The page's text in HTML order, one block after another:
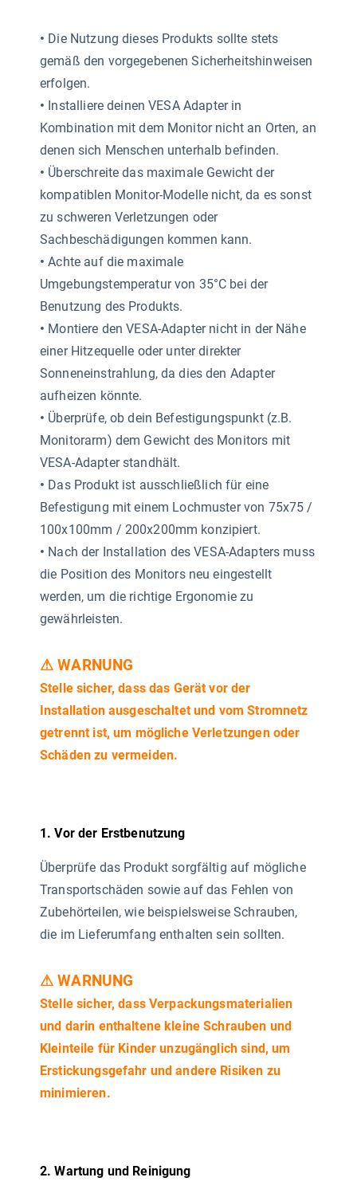
• Die Nutzung dieses Produkts sollte stets
gemäß den vorgegebenen Sicherheitshinweisen
erfolgen.
• Installiere deinen VESA Adapter in
Kombination mit dem Monitor nicht an Orten, an
denen sich Menschen unterhalb befinden.
• Überschreite das maximale Gewicht der
kompatiblen Monitor-Modelle nicht, da es sonst
zu schweren Verletzungen oder
Sachbeschädigungen kommen kann.
• Achte auf die maximale
Umgebungstemperatur von 35°C bei der
Benutzung des Produkts.
• Montiere den VESA-Adapter nicht in der Nähe
einer Hitzequelle oder unter direkter
Sonneneinstrahlung, da dies den Adapter
aufheizen könnte.
• Überprüfe, ob dein Befestigungspunkt (z.B.
Monitorarm) dem Gewicht des Monitors mit
VESA-Adapter standhält.
• Das Produkt ist ausschließlich für eine
Befestigung mit einem Lochmuster von 75x75 /
100x100mm / 200x200mm konzipiert.
• Nach der Installation des VESA-Adapters muss
die Position des Monitors neu eingestellt
werden, um die richtige Ergonomie zu
gewährleisten.
⚠ WARNUNG
Stelle sicher, dass das Gerät vor der
Installation ausgeschaltet und vom Stromnetz
getrennt ist, um mögliche Verletzungen oder
Schäden zu vermeiden.
1. Vor der Erstbenutzung
Überprüfe das Produkt sorgfältig auf mögliche
Transportschäden sowie auf das Fehlen von
Zubehörteilen, wie beispielsweise Schrauben,
die im Lieferumfang enthalten sein sollten.
⚠ WARNUNG
Stelle sicher, dass Verpackungsmaterialien
und darin enthaltene kleine Schrauben und
Kleinteile für Kinder unzugänglich sind, um
Erstickungsgefahr und andere Risiken zu
minimieren.
2. Wartung und Reinigung